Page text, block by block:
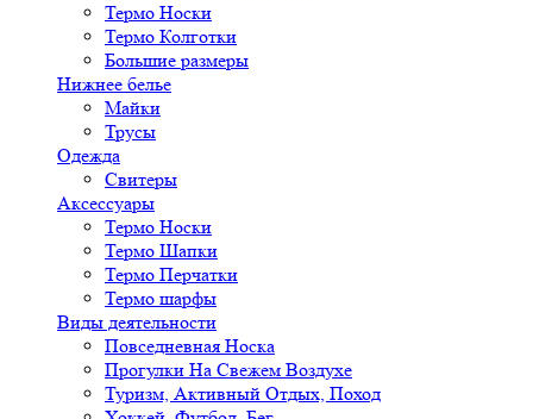
Термо Носки
Термо Колготки
Большие размеры
Нижнее белье
Майки
Трусы
Одежда
Свитеры
Аксессуары
Термо Носки
Термо Шапки
Термо Перчатки
Термо шарфы
Виды деятельности
Повседневная Носка
Прогулки На Свежем Воздухе
Туризм, Активный Отдых, Поход